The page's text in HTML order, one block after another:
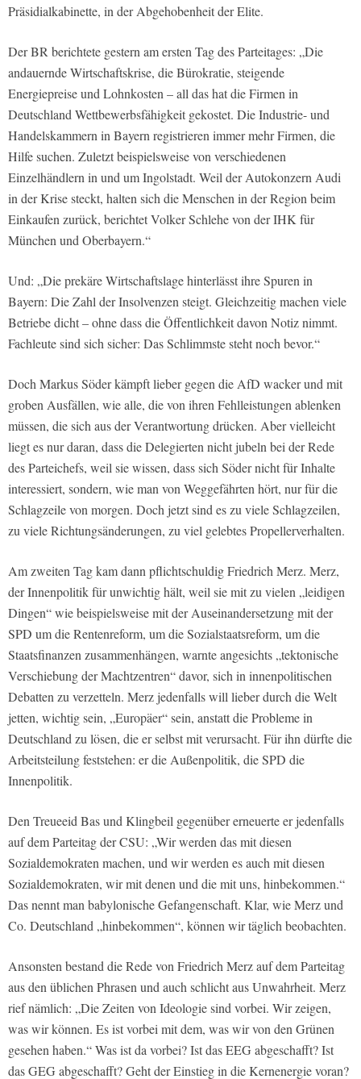
Präsidialkabinette, in der Abgehobenheit der Elite.
Der BR berichtete gestern am ersten Tag des Parteitages: „Die
andauernde Wirtschaftskrise, die Bürokratie, steigende
Energiepreise und Lohnkosten – all das hat die Firmen in
Deutschland Wettbewerbsfähigkeit gekostet. Die Industrie- und
Handelskammern in Bayern registrieren immer mehr Firmen, die
Hilfe suchen. Zuletzt beispielsweise von verschiedenen
Einzelhändlern in und um Ingolstadt. Weil der Autokonzern Audi
in der Krise steckt, halten sich die Menschen in der Region beim
Einkaufen zurück, berichtet Volker Schlehe von der IHK für
München und Oberbayern.“
Und: „Die prekäre Wirtschaftslage hinterlässt ihre Spuren in
Bayern: Die Zahl der Insolvenzen steigt. Gleichzeitig machen viele
Betriebe dicht – ohne dass die Öffentlichkeit davon Notiz nimmt.
Fachleute sind sich sicher: Das Schlimmste steht noch bevor.“
Doch Markus Söder kämpft lieber gegen die AfD wacker und mit
groben Ausfällen, wie alle, die von ihren Fehlleistungen ablenken
müssen, die sich aus der Verantwortung drücken. Aber vielleicht
liegt es nur daran, dass die Delegierten nicht jubeln bei der Rede
des Parteichefs, weil sie wissen, dass sich Söder nicht für Inhalte
interessiert, sondern, wie man von Weggefährten hört, nur für die
Schlagzeile von morgen. Doch jetzt sind es zu viele Schlagzeilen,
zu viele Richtungsänderungen, zu viel gelebtes Propellerverhalten.
Am zweiten Tag kam dann pflichtschuldig Friedrich Merz. Merz,
der Innenpolitik für unwichtig hält, weil sie mit zu vielen „leidigen
Dingen“ wie beispielsweise mit der Auseinandersetzung mit der
SPD um die Rentenreform, um die Sozialstaatsreform, um die
Staatsfinanzen zusammenhängen, warnte angesichts „tektonische
Verschiebung der Machtzentren“ davor, sich in innenpolitischen
Debatten zu verzetteln. Merz jedenfalls will lieber durch die Welt
jetten, wichtig sein, „Europäer“ sein, anstatt die Probleme in
Deutschland zu lösen, die er selbst mit verursacht. Für ihn dürfte die
Arbeitsteilung feststehen: er die Außenpolitik, die SPD die
Innenpolitik.
Den Treueeid Bas und Klingbeil gegenüber erneuerte er jedenfalls
auf dem Parteitag der CSU: „Wir werden das mit diesen
Sozialdemokraten machen, und wir werden es auch mit diesen
Sozialdemokraten, wir mit denen und die mit uns, hinbekommen.“
Das nennt man babylonische Gefangenschaft. Klar, wie Merz und
Co. Deutschland „hinbekommen“, können wir täglich beobachten.
Ansonsten bestand die Rede von Friedrich Merz auf dem Parteitag
aus den üblichen Phrasen und auch schlicht aus Unwahrheit. Merz
rief nämlich: „Die Zeiten von Ideologie sind vorbei. Wir zeigen,
was wir können. Es ist vorbei mit dem, was wir von den Grünen
gesehen haben.“ Was ist da vorbei? Ist das EEG abgeschafft? Ist
das GEG abgeschafft? Geht der Einstieg in die Kernenergie voran?